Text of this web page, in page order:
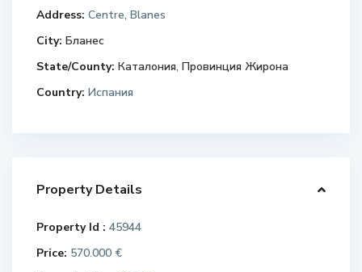
Address: Centre, Blanes
City: Бланес
State/County: Каталония,Провинция Жирона
Country: Испания
Property Details
Property Id : 45944
Price: 570.000 €